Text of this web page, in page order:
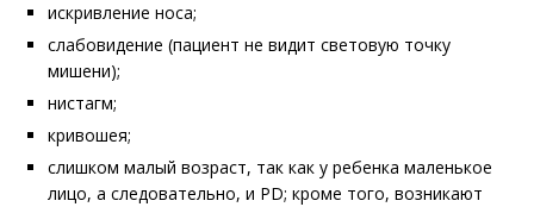
искривление носа;
слабовидение (пациент не видит световую точку
мишени);
нистагм;
кривошея;
слишком малый возраст, так как у ребенка маленькое
лицо, а следовательно, и PD; кроме того, возникают